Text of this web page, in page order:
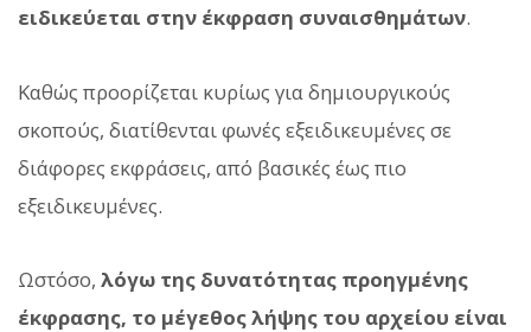
ειδικεύεται στην έκφραση συναισθημάτων.
Καθώς προορίζεται κυρίως για δημιουργικούς
σκοπούς, διατίθενται φωνές εξειδικευμένες σε
διάφορες εκφράσεις, από βασικές έως πιο
εξειδικευμένες.
Ωστόσο, λόγω της δυνατότητας προηγμένης
έκφρασης, το μέγεθος λήψης του αρχείου είναι